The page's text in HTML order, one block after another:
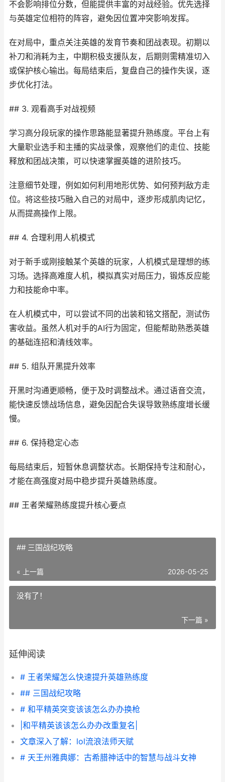
不会影响排位分数，但能提供丰富的对战经验。优先选择
与英雄定位相符的阵容，避免因位置冲突影响发挥。
在对局中，重点关注英雄的发育节奏和团战表现。初期以
补刀和消耗为主，中期积极支援队友，后期则需精准切入
或保护核心输出。每局结束后，复盘自己的操作失误，逐
步优化打法。
## 3. 观看高手对战视频
学习高分段玩家的操作思路能显著提升熟练度。平台上有
大量职业选手和主播的实战录像，观察他们的走位、技能
释放和团战决策，可以快速掌握英雄的进阶技巧。
注意细节处理，例如如何利用地形优势、如何预判敌方走
位。将这些技巧融入自己的对局中，逐步形成肌肉记忆，
从而提高操作上限。
## 4. 合理利用人机模式
对于新手或刚接触某个英雄的玩家，人机模式是理想的练
习场。选择高难度人机，模拟真实对局压力，锻炼反应能
力和技能命中率。
在人机模式中，可以尝试不同的出装和铭文搭配，测试伤
害收益。虽然人机对手的AI行为固定，但能帮助熟悉英雄
的基础连招和清线效率。
## 5. 组队开黑提升效率
开黑时沟通更顺畅，便于及时调整战术。通过语音交流，
能快速反馈战场信息，避免因配合失误导致熟练度增长缓
慢。
## 6. 保持稳定心态
每局结束后，短暂休息调整状态。长期保持专注和耐心，
才能在高强度对局中稳步提升英雄熟练度。
## 王者荣耀熟练度提升核心要点
## 三国战纪攻略
« 上一篇 2026-05-25
没有了！
下一篇 »
延伸阅读
# 王者荣耀怎么快速提升英雄熟练度
## 三国战纪攻略
# 和平精英突变该该怎么办办换枪
|和平精英该该怎么办办改重复名|
文章深入了解：lol流浪法师天赋
# 天王州雅典娜：古希腊神话中的智慧与战斗女神